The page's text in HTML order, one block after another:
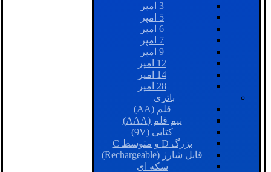
3 امپر
5 امپر
6 امپر
7 امپر
9 امپر
12 امپر
14 امپر
28 امپر
باتری
قلم (AA)
نیم قلم (AAA)
کتابی (9V)
بزرگ D و متوسط C
قابل شارژ (Rechargeable)
سکه ای